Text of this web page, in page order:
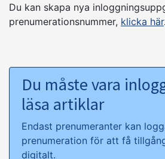
Du kan skapa nya
prenumerationsnummer, klicka här.
Du måste vara
läsa artiklar
Endast prenumeranter kan
prenumeration för att få
digitalt.